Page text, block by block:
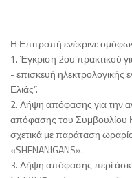
Η Επιτροπή ενέκρινε
1. Έγκριση 2ου πρακτικού
- επισκευή ηλεκτρολογικής
Ελιάς”.
2. Λήψη απόφασης για την
απόφασης του Συμβουλίου
σχετικά με παράταση
«SHENANIGANS».
3. Λήψη απόφασης περί